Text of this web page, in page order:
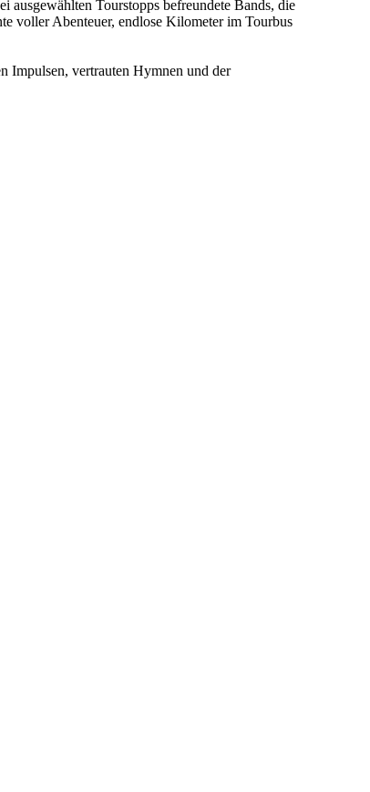
ausgewählten Tourstopps befreundete Bands, die
voller Abenteuer, endlose Kilometer im Tourbus
Impulsen, vertrauten Hymnen und der